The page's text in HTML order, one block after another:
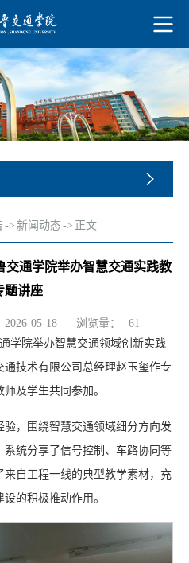
-> 新闻动态-> 正文
通学院举办智慧交通实践教
题讲座
2026-05-18 浏览量：
61
学院举办智慧交通领域创新实践
技术有限公司总经理赵玉玺作专
及学生共同参加。
，围绕智慧交通领域细分方向发
统分享了信号控制、车路协同等
自工程一线的典型教学素材，充
的积极推动作用。